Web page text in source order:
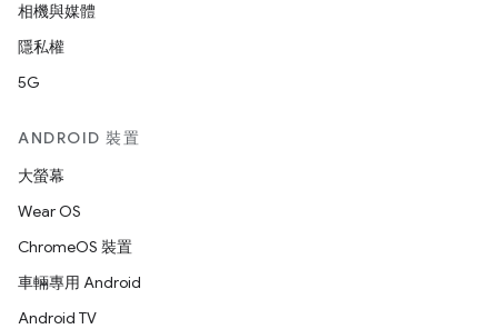
相機與媒體
隱私權
5G
ANDROID 裝置
大螢幕
Wear OS
ChromeOS 裝置
車輛專用 Android
Android TV